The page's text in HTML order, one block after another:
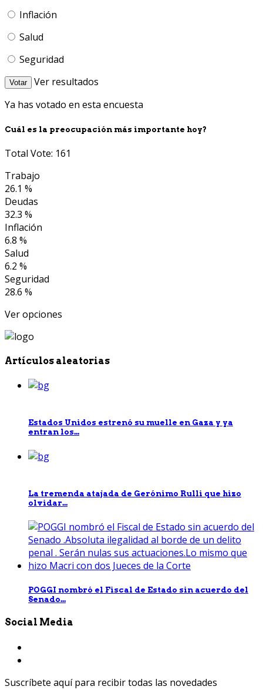
Inflación
Salud
Seguridad
Votar
Ver resultados
Ya has votado en esta encuesta
Cuál es la preocupación más importante hoy?
Total Vote: 161
Trabajo
26.1 %
Deudas
32.3 %
Inflación
6.8 %
Salud
6.2 %
Seguridad
28.6 %
Ver opciones
Artículos aleatorias
Estados Unidos estrenó su muelle en Gaza y ya
entran los...
La tremenda atajada de Gerónimo Rulli que hizo
olvidar...
POGGI nombró el Fiscal de Estado sin acuerdo del
Senado...
Social Media
Suscríbete aquí para recibir todas las novedades